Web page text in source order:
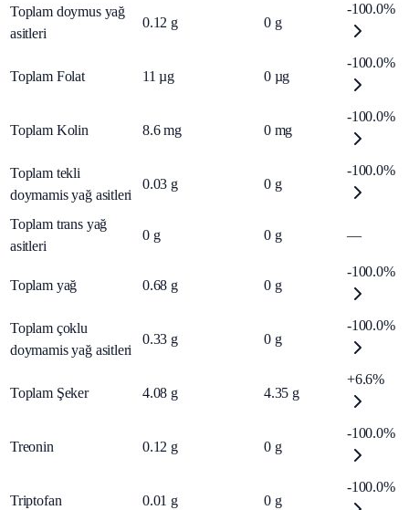
Toplam doymus yağ
asitleri
0.12 g 0 g
-100.0%
Toplam Folat 11 µg 0 µg
-100.0%
Toplam Kolin 8.6 mg 0 mg
-100.0%
Toplam tekli
doymamis yağ asitleri
0.03 g 0 g
-100.0%
Toplam trans yağ
asitleri
0 g 0 g —
Toplam yağ 0.68 g 0 g
-100.0%
Toplam çoklu
doymamis yağ asitleri
0.33 g 0 g
-100.0%
Toplam Şeker 4.08 g 4.35 g
+6.6%
Treonin 0.12 g 0 g
-100.0%
Triptofan 0.01 g 0 g
-100.0%